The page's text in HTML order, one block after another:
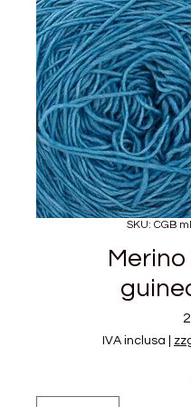
SKU: CGB
IVA inclusa